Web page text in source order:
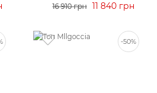
16 910 грн 11 840 грн
-50%